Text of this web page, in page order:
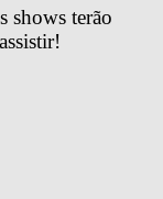
shows terão